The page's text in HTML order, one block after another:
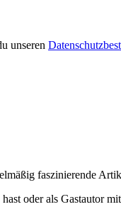
unseren
faszinierende
oder als Gastautor